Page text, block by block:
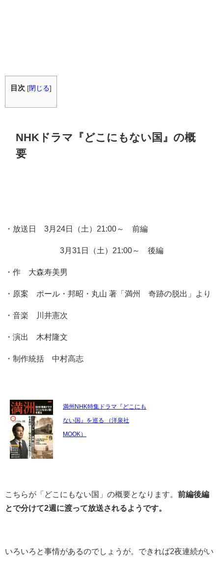
目次 [閉じる]
NHKドラマ『どこにもない国』の概
要
・放送日 3月24日（土）21:00～ 前編
3月31日（土）21:00～ 後編
・作 大森寿美男
・原案 ポール・邦昭・丸山 著「満州 奇跡の脱出」より
・音楽 川井憲次
・演出 木村隆文
・制作統括 中村高志
満州NHK特集ドラマ『どこにも
ない国』を巡る （洋泉社
MOOK）
こちらが「どこにもない国」の概要となります。 前編後編
とで分けて2週に渡って放送されるようです。
いろいろと事情があるのでしょうが。できれば2夜連続がい